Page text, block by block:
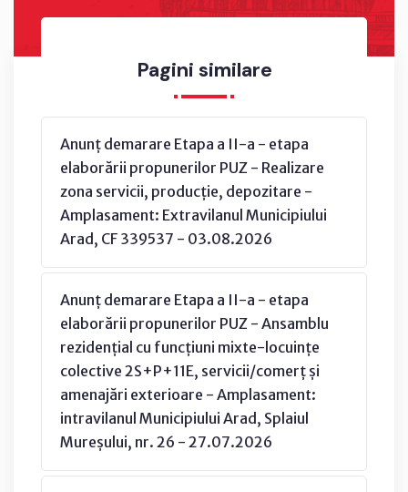
Pagini similare
Anunț demarare Etapa a II-a - etapa
elaborării propunerilor PUZ - Realizare
zona servicii, producție, depozitare -
Amplasament: Extravilanul Municipiului
Arad, CF 339537 - 03.08.2026
Anunț demarare Etapa a II-a - etapa
elaborării propunerilor PUZ - Ansamblu
rezidențial cu funcțiuni mixte-locuințe
colective 2S+P+11E, servicii/comerț și
amenajări exterioare - Amplasament:
intravilanul Municipiului Arad, Splaiul
Mureșului, nr. 26 - 27.07.2026